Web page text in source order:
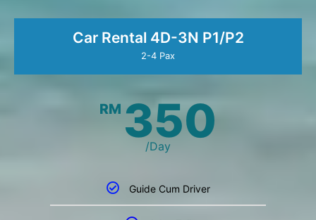
Car Rental 4D-3N P1/P2
2-4 Pax
RM 350
/Day
Guide Cum Driver